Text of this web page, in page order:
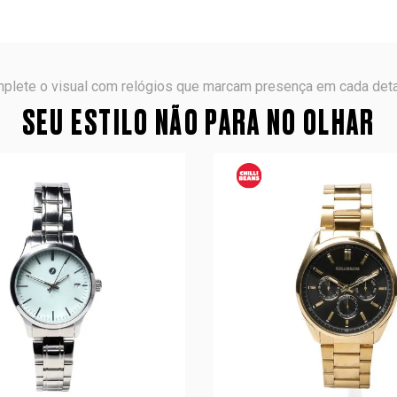
o visual com relógios que marcam presença em cada
SEU ESTILO NÃO PARA NO OLHAR